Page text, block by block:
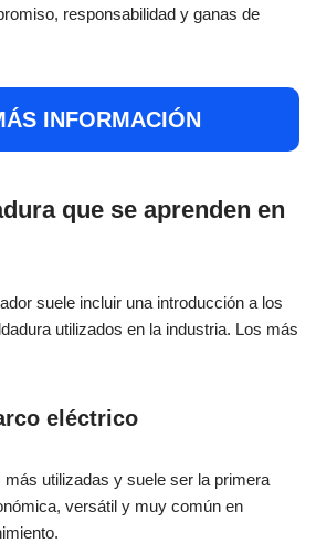
responsabilidad y ganas de
INFORMACIÓN
que se aprenden en
suele incluir una introducción a los
utilizados en la industria. Los más
eléctrico
utilizadas y suele ser la primera
versátil y muy común en